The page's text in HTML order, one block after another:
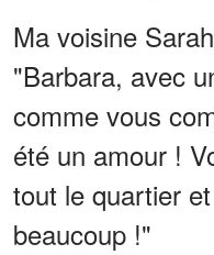
Ma voisine
"Barbara, avec
comme vous
été un amour !
tout le quartier
beaucoup !"